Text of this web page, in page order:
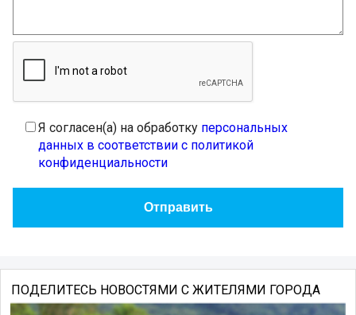
Я согласен(а) на обработку персональных
данных в соответствии с политикой
конфиденциальности
ПОДЕЛИТЕСЬ НОВОСТЯМИ С ЖИТЕЛЯМИ ГОРОДА